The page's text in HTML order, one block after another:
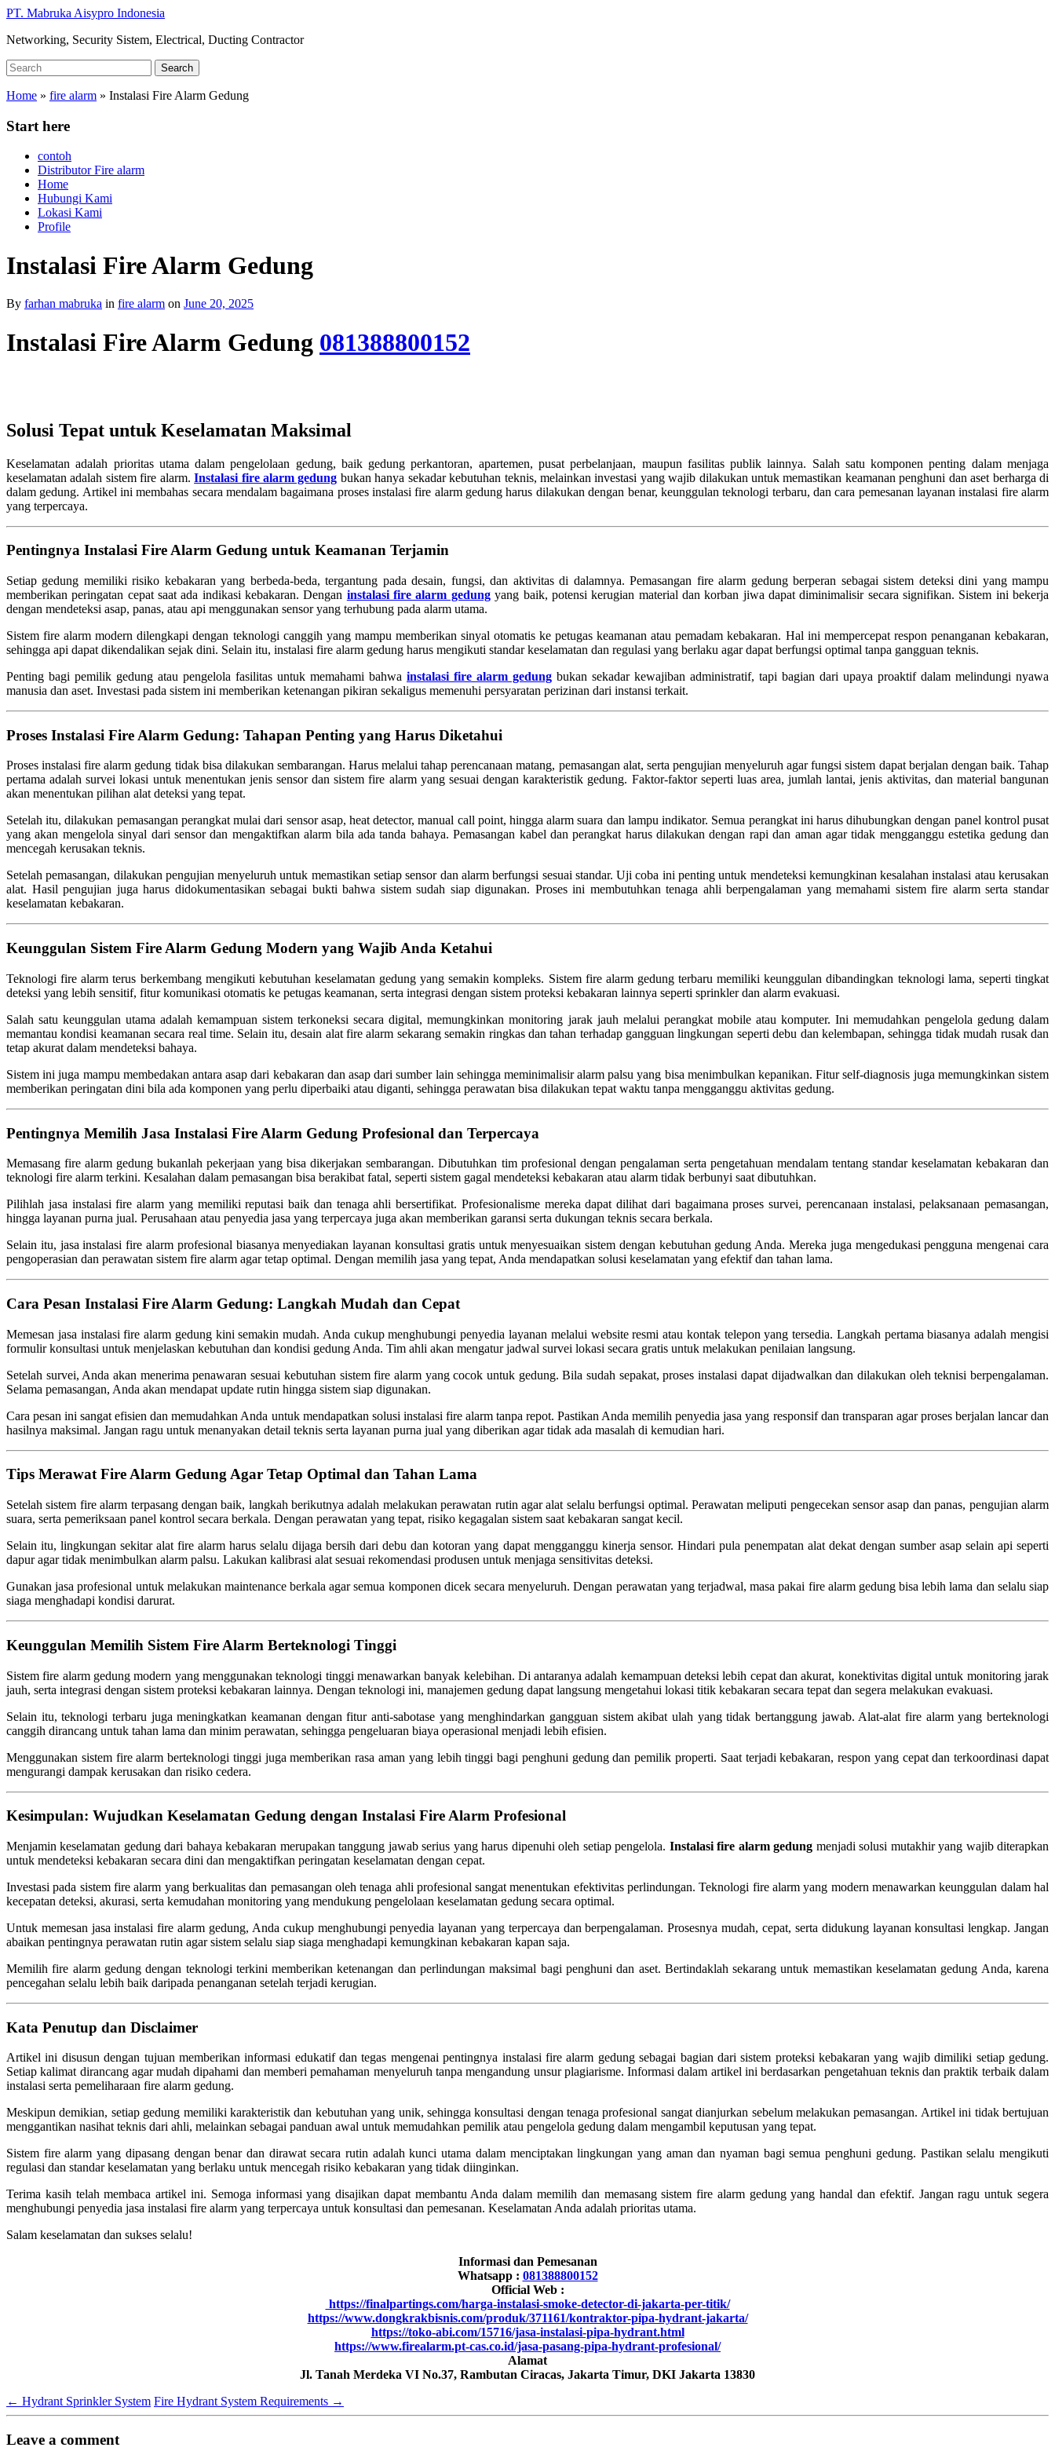
Skip
main
PT. Mabruka Aisypro Indonesia
Networking, Security Sistem, Electrical, Ducting Contractor
Search
for:
Search
Home » fire alarm » Instalasi Fire Alarm Gedung
Start here
contoh
Distributor Fire alarm
Home
Hubungi Kami
Lokasi Kami
Profile
Instalasi Fire Alarm Gedung
By farhan mabruka in fire alarm on June 20, 2025
Instalasi Fire Alarm Gedung 081388800152
Solusi Tepat untuk Keselamatan Maksimal
Keselamatan adalah prioritas utama dalam pengelolaan gedung, baik gedung perkantoran, apartemen, pusat perbelanjaan, maupun fasilitas publik lainnya. Salah satu komponen penting dalam menjaga
keselamatan adalah sistem fire alarm.Instalasi fire alarm gedung bukan hanya sekadar kebutuhan teknis, melainkan investasi yang wajib dilakukan untuk memastikan keamanan penghuni dan aset berharga di
dalam gedung. Artikel ini membahas secara mendalam bagaimana proses instalasi fire alarm gedung harus dilakukan dengan benar, keunggulan teknologi terbaru, dan cara pemesanan layanan instalasi fire alarm
yang terpercaya.
Pentingnya Instalasi Fire Alarm Gedung untuk Keamanan Terjamin
Setiap gedung memiliki risiko kebakaran yang berbeda-beda, tergantung pada desain, fungsi, dan aktivitas di dalamnya. Pemasangan fire alarm gedung berperan sebagai sistem deteksi dini yang mampu
memberikan peringatan cepat saat ada indikasi kebakaran. Dengan instalasi fire alarm gedungyang baik, potensi kerugian material dan korban jiwa dapat diminimalisir secara signifikan. Sistem ini bekerja
dengan mendeteksi asap, panas, atau api menggunakan sensor yang terhubung pada alarm utama.
Sistem fire alarm modern dilengkapi dengan teknologi canggih yang mampu memberikan sinyal otomatis ke petugas keamanan atau pemadam kebakaran. Hal ini mempercepat respon penanganan kebakaran,
sehingga api dapat dikendalikan sejak dini. Selain itu, instalasi fire alarm gedung harus mengikuti standar keselamatan dan regulasi yang berlaku agar dapat berfungsi optimal tanpa gangguan teknis.
Penting bagi pemilik gedung atau pengelola fasilitas untuk memahami bahwa instalasi fire alarm gedung bukan sekadar kewajiban administratif, tapi bagian dari upaya proaktif dalam melindungi nyawa
manusia dan aset. Investasi pada sistem ini memberikan ketenangan pikiran sekaligus memenuhi persyaratan perizinan dari instansi terkait.
Proses Instalasi Fire Alarm Gedung: Tahapan Penting yang Harus Diketahui
Proses instalasi fire alarm gedung tidak bisa dilakukan sembarangan. Harus melalui tahap perencanaan matang, pemasangan alat, serta pengujian menyeluruh agar fungsi sistem dapat berjalan dengan baik. Tahap
pertama adalah survei lokasi untuk menentukan jenis sensor dan sistem fire alarm yang sesuai dengan karakteristik gedung. Faktor-faktor seperti luas area, jumlah lantai, jenis aktivitas, dan material bangunan
akan menentukan pilihan alat deteksi yang tepat.
Setelah itu, dilakukan pemasangan perangkat mulai dari sensor asap, heat detector, manual call point, hingga alarm suara dan lampu indikator. Semua perangkat ini harus dihubungkan dengan panel kontrol pusat
yang akan mengelola sinyal dari sensor dan mengaktifkan alarm bila ada tanda bahaya. Pemasangan kabel dan perangkat harus dilakukan dengan rapi dan aman agar tidak mengganggu estetika gedung dan
mencegah kerusakan teknis.
Setelah pemasangan, dilakukan pengujian menyeluruh untuk memastikan setiap sensor dan alarm berfungsi sesuai standar. Uji coba ini penting untuk mendeteksi kemungkinan kesalahan instalasi atau kerusakan
alat. Hasil pengujian juga harus didokumentasikan sebagai bukti bahwa sistem sudah siap digunakan. Proses ini membutuhkan tenaga ahli berpengalaman yang memahami sistem fire alarm serta standar
keselamatan kebakaran.
Keunggulan Sistem Fire Alarm Gedung Modern yang Wajib Anda Ketahui
Teknologi fire alarm terus berkembang mengikuti kebutuhan keselamatan gedung yang semakin kompleks. Sistem fire alarm gedung terbaru memiliki keunggulan dibandingkan teknologi lama, seperti tingkat
deteksi yang lebih sensitif, fitur komunikasi otomatis ke petugas keamanan, serta integrasi dengan sistem proteksi kebakaran lainnya seperti sprinkler dan alarm evakuasi.
Salah satu keunggulan utama adalah kemampuan sistem terkoneksi secara digital, memungkinkan monitoring jarak jauh melalui perangkat mobile atau komputer. Ini memudahkan pengelola gedung dalam
memantau kondisi keamanan secara real time. Selain itu, desain alat fire alarm sekarang semakin ringkas dan tahan terhadap gangguan lingkungan seperti debu dan kelembapan, sehingga tidak mudah rusak dan
tetap akurat dalam mendeteksi bahaya.
Sistem ini juga mampu membedakan antara asap dari kebakaran dan asap dari sumber lain sehingga meminimalisir alarm palsu yang bisa menimbulkan kepanikan. Fitur self-diagnosis juga memungkinkan sistem
memberikan peringatan dini bila ada komponen yang perlu diperbaiki atau diganti, sehingga perawatan bisa dilakukan tepat waktu tanpa mengganggu aktivitas gedung.
Pentingnya Memilih Jasa Instalasi Fire Alarm Gedung Profesional dan Terpercaya
Memasang fire alarm gedung bukanlah pekerjaan yang bisa dikerjakan sembarangan. Dibutuhkan tim profesional dengan pengalaman serta pengetahuan mendalam tentang standar keselamatan kebakaran dan
teknologi fire alarm terkini. Kesalahan dalam pemasangan bisa berakibat fatal, seperti sistem gagal mendeteksi kebakaran atau alarm tidak berbunyi saat dibutuhkan.
Pilihlah jasa instalasi fire alarm yang memiliki reputasi baik dan tenaga ahli bersertifikat. Profesionalisme mereka dapat dilihat dari bagaimana proses survei, perencanaan instalasi, pelaksanaan pemasangan,
hingga layanan purna jual. Perusahaan atau penyedia jasa yang terpercaya juga akan memberikan garansi serta dukungan teknis secara berkala.
Selain itu, jasa instalasi fire alarm profesional biasanya menyediakan layanan konsultasi gratis untuk menyesuaikan sistem dengan kebutuhan gedung Anda. Mereka juga mengedukasi pengguna mengenai cara
pengoperasian dan perawatan sistem fire alarm agar tetap optimal. Dengan memilih jasa yang tepat, Anda mendapatkan solusi keselamatan yang efektif dan tahan lama.
Cara Pesan Instalasi Fire Alarm Gedung: Langkah Mudah dan Cepat
Memesan jasa instalasi fire alarm gedung kini semakin mudah. Anda cukup menghubungi penyedia layanan melalui website resmi atau kontak telepon yang tersedia. Langkah pertama biasanya adalah mengisi
formulir konsultasi untuk menjelaskan kebutuhan dan kondisi gedung Anda. Tim ahli akan mengatur jadwal survei lokasi secara gratis untuk melakukan penilaian langsung.
Setelah survei, Anda akan menerima penawaran sesuai kebutuhan sistem fire alarm yang cocok untuk gedung. Bila sudah sepakat, proses instalasi dapat dijadwalkan dan dilakukan oleh teknisi berpengalaman.
Selama pemasangan, Anda akan mendapat update rutin hingga sistem siap digunakan.
Cara pesan ini sangat efisien dan memudahkan Anda untuk mendapatkan solusi instalasi fire alarm tanpa repot. Pastikan Anda memilih penyedia jasa yang responsif dan transparan agar proses berjalan lancar dan
hasilnya maksimal. Jangan ragu untuk menanyakan detail teknis serta layanan purna jual yang diberikan agar tidak ada masalah di kemudian hari.
Tips Merawat Fire Alarm Gedung Agar Tetap Optimal dan Tahan Lama
Setelah sistem fire alarm terpasang dengan baik, langkah berikutnya adalah melakukan perawatan rutin agar alat selalu berfungsi optimal. Perawatan meliputi pengecekan sensor asap dan panas, pengujian alarm
suara, serta pemeriksaan panel kontrol secara berkala. Dengan perawatan yang tepat, risiko kegagalan sistem saat kebakaran sangat kecil.
Selain itu, lingkungan sekitar alat fire alarm harus selalu dijaga bersih dari debu dan kotoran yang dapat mengganggu kinerja sensor. Hindari pula penempatan alat dekat dengan sumber asap selain api seperti
dapur agar tidak menimbulkan alarm palsu. Lakukan kalibrasi alat sesuai rekomendasi produsen untuk menjaga sensitivitas deteksi.
Gunakan jasa profesional untuk melakukan maintenance berkala agar semua komponen dicek secara menyeluruh. Dengan perawatan yang terjadwal, masa pakai fire alarm gedung bisa lebih lama dan selalu siap
siaga menghadapi kondisi darurat.
Keunggulan Memilih Sistem Fire Alarm Berteknologi Tinggi
Sistem fire alarm gedung modern yang menggunakan teknologi tinggi menawarkan banyak kelebihan. Di antaranya adalah kemampuan deteksi lebih cepat dan akurat, konektivitas digital untuk monitoring jarak
jauh, serta integrasi dengan sistem proteksi kebakaran lainnya. Dengan teknologi ini, manajemen gedung dapat langsung mengetahui lokasi titik kebakaran secara tepat dan segera melakukan evakuasi.
Selain itu, teknologi terbaru juga meningkatkan keamanan dengan fitur anti-sabotase yang menghindarkan gangguan sistem akibat ulah yang tidak bertanggung jawab. Alat-alat fire alarm yang berteknologi
canggih dirancang untuk tahan lama dan minim perawatan, sehingga pengeluaran biaya operasional menjadi lebih efisien.
Menggunakan sistem fire alarm berteknologi tinggi juga memberikan rasa aman yang lebih tinggi bagi penghuni gedung dan pemilik properti. Saat terjadi kebakaran, respon yang cepat dan terkoordinasi dapat
mengurangi dampak kerusakan dan risiko cedera.
Kesimpulan: Wujudkan Keselamatan Gedung dengan Instalasi Fire Alarm Profesional
Menjamin keselamatan gedung dari bahaya kebakaran merupakan tanggung jawab serius yang harus dipenuhi oleh setiap pengelola. Instalasi fire alarm gedung menjadi solusi mutakhir yang wajib diterapkan
untuk mendeteksi kebakaran secara dini dan mengaktifkan peringatan keselamatan dengan cepat.
Investasi pada sistem fire alarm yang berkualitas dan pemasangan oleh tenaga ahli profesional sangat menentukan efektivitas perlindungan. Teknologi fire alarm yang modern menawarkan keunggulan dalam hal
kecepatan deteksi, akurasi, serta kemudahan monitoring yang mendukung pengelolaan keselamatan gedung secara optimal.
Untuk memesan jasa instalasi fire alarm gedung, Anda cukup menghubungi penyedia layanan yang terpercaya dan berpengalaman. Prosesnya mudah, cepat, serta didukung layanan konsultasi lengkap. Jangan
abaikan pentingnya perawatan rutin agar sistem selalu siap siaga menghadapi kemungkinan kebakaran kapan saja.
Memilih fire alarm gedung dengan teknologi terkini memberikan ketenangan dan perlindungan maksimal bagi penghuni dan aset. Bertindaklah sekarang untuk memastikan keselamatan gedung Anda, karena
pencegahan selalu lebih baik daripada penanganan setelah terjadi kerugian.
Kata Penutup dan Disclaimer
Artikel ini disusun dengan tujuan memberikan informasi edukatif dan tegas mengenai pentingnya instalasi fire alarm gedung sebagai bagian dari sistem proteksi kebakaran yang wajib dimiliki setiap gedung.
Setiap kalimat dirancang agar mudah dipahami dan memberi pemahaman menyeluruh tanpa mengandung unsur plagiarisme. Informasi dalam artikel ini berdasarkan pengetahuan teknis dan praktik terbaik dalam
instalasi serta pemeliharaan fire alarm gedung.
Meskipun demikian, setiap gedung memiliki karakteristik dan kebutuhan yang unik, sehingga konsultasi dengan tenaga profesional sangat dianjurkan sebelum melakukan pemasangan. Artikel ini tidak bertujuan
menggantikan nasihat teknis dari ahli, melainkan sebagai panduan awal untuk memudahkan pemilik atau pengelola gedung dalam mengambil keputusan yang tepat.
Sistem fire alarm yang dipasang dengan benar dan dirawat secara rutin adalah kunci utama dalam menciptakan lingkungan yang aman dan nyaman bagi semua penghuni gedung. Pastikan selalu mengikuti
regulasi dan standar keselamatan yang berlaku untuk mencegah risiko kebakaran yang tidak diinginkan.
Terima kasih telah membaca artikel ini. Semoga informasi yang disajikan dapat membantu Anda dalam memilih dan memasang sistem fire alarm gedung yang handal dan efektif. Jangan ragu untuk segera
menghubungi penyedia jasa instalasi fire alarm yang terpercaya untuk konsultasi dan pemesanan. Keselamatan Anda adalah prioritas utama.
Salam keselamatan dan sukses selalu!
Informasi dan Pemesanan
Whatsapp : 081388800152
Official Web :
https://finalpartings.com/harga-instalasi-smoke-detector-di-jakarta-per-titik/
https://www.dongkrakbisnis.com/produk/371161/kontraktor-pipa-hydrant-jakarta/
https://toko-abi.com/15716/jasa-instalasi-pipa-hydrant.html
https://www.firealarm.pt-cas.co.id/jasa-pasang-pipa-hydrant-profesional/
Alamat
Jl. Tanah Merdeka VI No.37, Rambutan Ciracas, Jakarta Timur, DKI Jakarta 13830
← Hydrant Sprinkler System Fire Hydrant System Requirements →
Leave a comment